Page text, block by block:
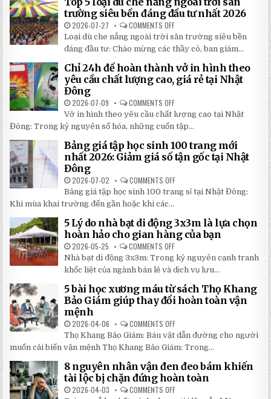
ĐỘNG
QUAY
TAY
TIẾT
2026:
5
BÍ
MẬT
GIÚP
BẠN
TIẾT
KHI
LẮP
ĐẶT
trường siêu bền đáng đầu tư nhất 2026
2026-07-27 COMMENTS OFF
TOP
5
LOẠI
DÙ
CHE
NẮNG
NGOÀI
TRỜI
BỀN
ĐÁNG
ĐẦU
NHẤT
2026
Loại dù che nắng ngoài trời sân trường siêu bền
đáng đầu tư: Chào mừng các thầy cô, ban giám...
Chỉ 24h để hoàn thành vở in hình theo
yêu cầu chất lượng cao, giá rẻ tại Nhật
Đông
2026-07-09 COMMENTS OFF
CHỈ
24H
ĐỂ
HOÀN
VỞ
IN
HÌNH
YÊU
CHẤT
LƯỢNG
RẺ
TẠI
NHẬT
ĐÔNG
Vở in hình theo yêu cầu chất lượng cao tại Nhật
Đông: Trong kỷ nguyên số hóa, những cuốn tập...
Bảng giá tập học sinh 100 trang mới
nhất 2026: Giảm giá số tận gốc tại Nhật
Đông
2026-07-02 COMMENTS OFF
BẢNG
GIÁ
100
TRANG
MỚI
2026:
GIẢM
GIÁ
SỐ
TẬN
GỐC
TẠI
NHẬT
Bảng giá tập học sinh 100 trang sỉ tại Nhật Đông:
Khi mùa khai trường đến gần hoặc khi các...
5 Lý do nhà bạt di động 3x3m là lựa chọn
hoàn hảo cho gian hàng của bạn
2026-05-25 COMMENTS OFF
5
LÝ
DO
NHÀ
BẠT
DI
ĐỘNG
3X3M
LỰA
HOÀN
HẢO
CHO
HÀNG
CỦA
BẠN
Nhà bạt di động 3x3m: Trong kỷ nguyên cạnh tranh
khốc liệt của ngành bán lẻ và dịch vụ lưu...
5 bài học xương máu từ sách Thọ Khang
Bảo Giám giúp thay đổi hoàn toàn vận
mệnh
2026-04-06 COMMENTS OFF
5
BÀI
HỌC
XƯƠNG
MÁU
TỪ
SÁCH
THỌ
BẢO
Thọ Khang Bảo Giám: Báu vật dẫn đường cho người
muốn cải biến vận mệnh Thọ Khang Bảo Giám: Trong...
8 nguyên nhân vận đen đeo bám khiến
tài lộc bị chặn đứng hoàn toàn
2026-04-03 COMMENTS OFF